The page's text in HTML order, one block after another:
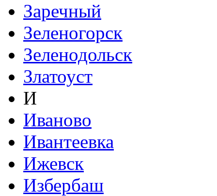
Заречный
Зеленогорск
Зеленодольск
Златоуст
И
Иваново
Ивантеевка
Ижевск
Избербаш